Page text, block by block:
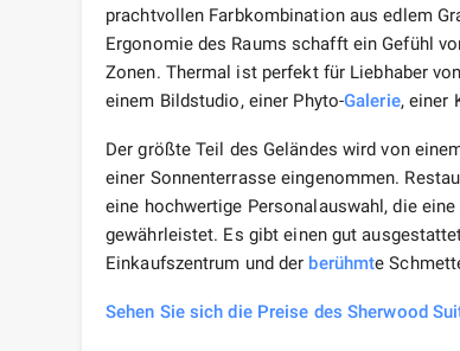
prachtvollen Farbkombination aus edlem
Ergonomie des Raums schafft ein Gefühl
Zonen. Thermal ist perfekt für Liebhaber
einem Bildstudio, einer Phyto-Galerie, einer
Der größte Teil des Geländes wird von
einer Sonnenterrasse eingenommen.
eine hochwertige Personalauswahl, die
gewährleistet. Es gibt einen gut
Einkaufszentrum und der berühmte
Sehen Sie sich die Preise des Sherwood